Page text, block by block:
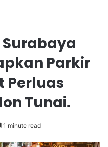
Parkir
Perluas
Tunai.
1 minute read